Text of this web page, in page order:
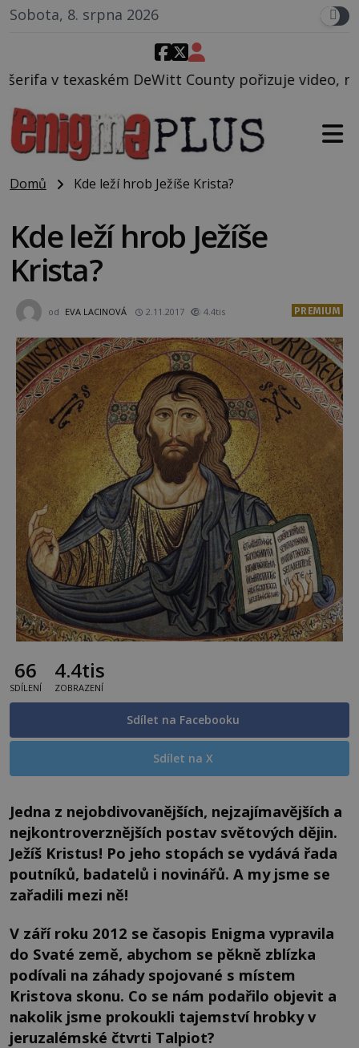
Sobota, 8. srpna 2026
County pořizuje video, na kterém před jeho
Domů Kde leží hrob Ježíše Krista?
Kde leží hrob Ježíše
Krista?
od EVA LACINOVÁ 2.11.2017 4.4tis PREMIUM
66
SDÍLENÍ
4.4tis
ZOBRAZENÍ
Sdílet na Facebooku
Sdílet na X
Jedna z nejobdivovanějších, nejzajímavějších a
nejkontroverznějších postav světových dějin.
Ježíš Kristus! Po jeho stopách se vydává řada
poutníků, badatelů i novinářů. A my jsme se
zařadili mezi ně!
V září roku 2012 se časopis Enigma vypravila
do Svaté země, abychom se pěkně zblízka
podívali na záhady spojované s místem
Kristova skonu. Co se nám podařilo objevit a
nakolik jsme prokoukli tajemství hrobky v
jeruzalémské čtvrti Talpiot?